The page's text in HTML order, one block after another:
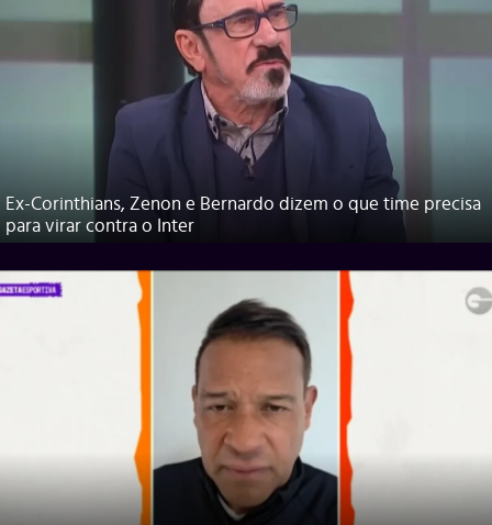
Ex-Corinthians, Zenon e Bernardo dizem o que time precisa
para virar contra o Inter